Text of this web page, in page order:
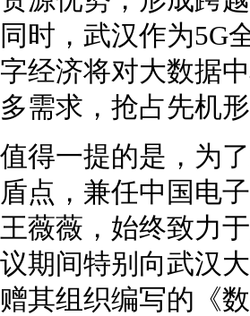
同时，武汉作为5G
字经济将对大数据
多需求，抢占先机
值得一提的是，为
盾点，兼任中国电
王薇薇，始终致力
议期间特别向武汉
赠其组织编写的《